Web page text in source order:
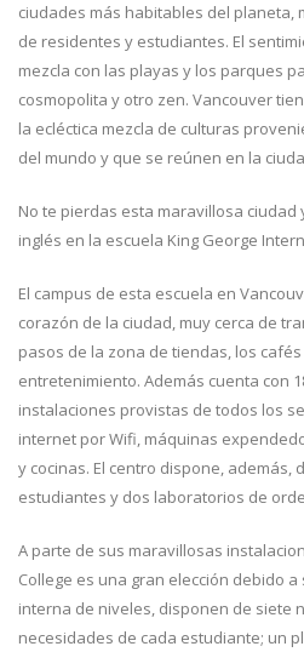
ciudades más habitables del planeta,
de residentes y estudiantes. El
mezcla con las playas y los parques
cosmopolita y otro zen. Vancouver
la ecléctica mezcla de culturas
del mundo y que se reúnen en la
No te pierdas esta maravillosa
inglés en la escuela King George
El campus de esta escuela en
corazón de la ciudad, muy cerca de
pasos de la zona de tiendas, los
entretenimiento. Además cuenta con
instalaciones provistas de todos los
internet por Wifi, máquinas
y cocinas. El centro dispone, además,
estudiantes y dos laboratorios de
A parte de sus maravillosas
College es una gran elección debido
interna de niveles, disponen de siete
necesidades de cada estudiante; un